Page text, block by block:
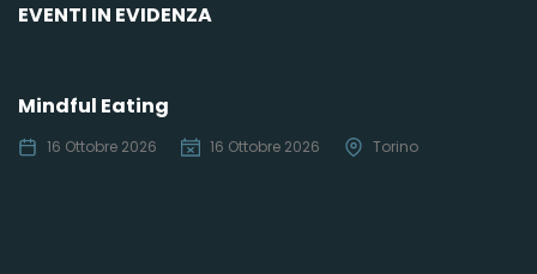
EVENTI IN EVIDENZA
Mindful Eating
16 Ottobre 2026 16 Ottobre 2026 Torino